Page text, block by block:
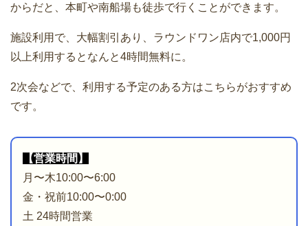
からだと、本町や南船場も徒歩で行くことができます。
施設利用で、大幅割引あり、ラウンドワン店内で1,000円
以上利用するとなんと4時間無料に。
2次会などで、利用する予定のある方はこちらがおすすめ
です。
【営業時間】
月〜木10:00〜6:00
金・祝前10:00〜0:00
土 24時間営業